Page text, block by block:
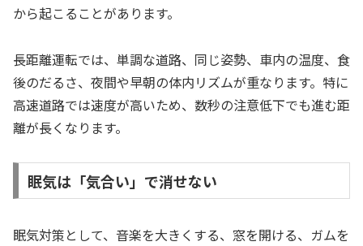
から起こることがあります。
長距離運転では、単調な道路、同じ姿勢、車内の温度、食
後のだるさ、夜間や早朝の体内リズムが重なります。特に
高速道路では速度が高いため、数秒の注意低下でも進む距
離が長くなります。
眠気は「気合い」で消せない
眠気対策として、音楽を大きくする、窓を開ける、ガムを